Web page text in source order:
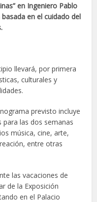
en Ingeniero Pablo
en el cuidado del
llevará, por primera
culturales y
previsto incluye
para las dos semanas
música, cine, arte,
entre otras
las vacaciones de
de la Exposición
en el Palacio